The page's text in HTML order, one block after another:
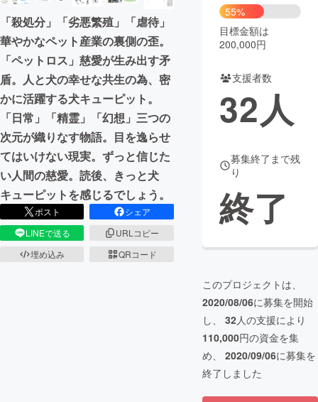
CAMPFIRE for Social Good
CAMPFIRE Creation
CAMPFIREふるさと納税machi-ya コミュニティ
「殺処分」「劣悪繁殖」「虐待」
華やかなペット産業の裏側の歪。
「ペットロス」慈愛が生み出す矛
盾。人と犬の幸せな共生の為、密
かに活躍する犬キューピット。
「日常」「精霊」「幻想」三つの
次元が織りなす物語。目を逸らせ
てはいけない現実。ずっと信じた
い人間の慈愛。読後、きっと犬
キューピットを感じるでしょう。
ポスト
シェア
LINEで送る
URLコピー
埋め込み
QRコード
55%
目標金額は
200,000円
支援者数
32人
募集終了まで残
り
終了
このプロジェクトは、
2020/08/06に募集を開始
し、 32人の支援により
110,000円の資金を集
め、 2020/09/06に募集を
終了しました